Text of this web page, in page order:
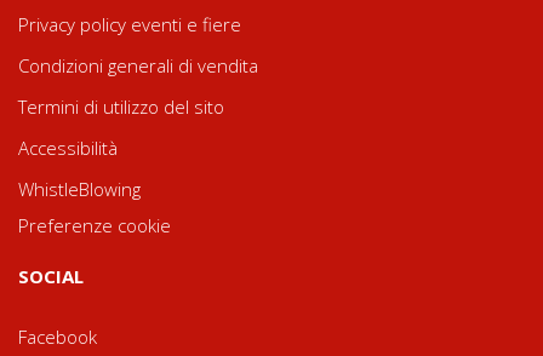
Privacy policy eventi e fiere
Condizioni generali di vendita
Termini di utilizzo del sito
Accessibilità
WhistleBlowing
Preferenze cookie
SOCIAL
Facebook